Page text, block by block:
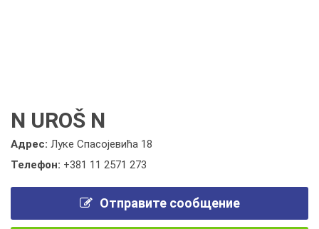
N UROŠ N
Адрес: Луке Спасојевића 18
Телефон: +381 11 2571 273
Отправите сообщение